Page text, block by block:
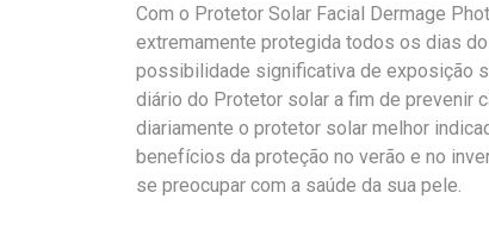
Com o Protetor Solar Facial Dermage
extremamente protegida todos os dias
possibilidade significativa de exposição
diário do Protetor solar a fim de prevenir
diariamente o protetor solar melhor
benefícios da proteção no verão e no
se preocupar com a saúde da sua pele.